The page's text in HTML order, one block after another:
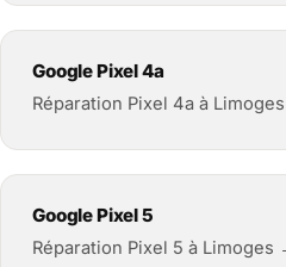
Google Pixel 4a
Réparation Pixel 4a à
Google Pixel 5
Réparation Pixel 5 à Limoges